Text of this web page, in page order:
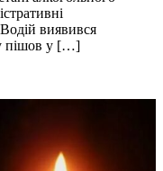
виявився
пішов у […]